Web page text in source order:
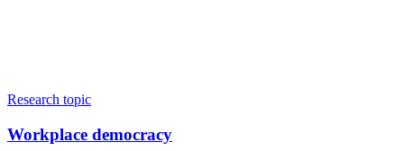
Research topic
Workplace democracy